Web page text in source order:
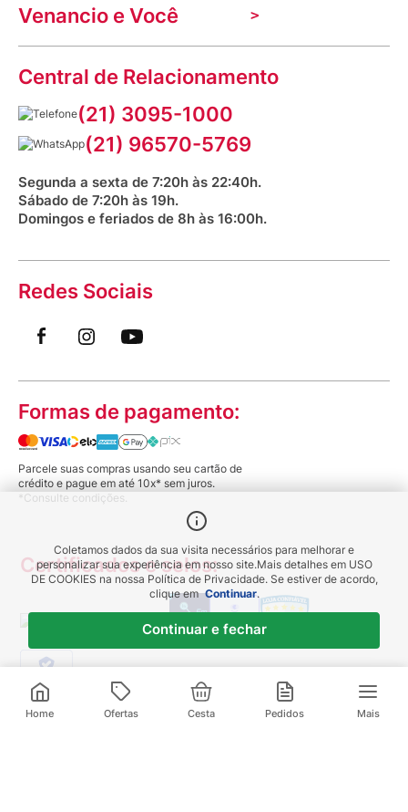
Coletamos dados da sua visita necessários para melhorar e
personalizar sua experiência em nosso site.Mais detalhes em USO
DE COOKIES na nossa Política de Privacidade. Se estiver de acordo,
clique em Continuar.
Continuar e fechar
R$ 162
3x deR$ sem juros
Indique seu imóvel
Aniversário Venancio 2025
Mecânica de promoções
Dúvidas frequentes
Prazos e entregas
Bioimpedância Gratuita
Venancio e Você
VClube - Programa de fidelidade
Fale com o farmacêutico
Fale conosco
Saúde na praça
Central de Relacionamento
(21) 3095-1000
(21) 96570-5769
Segunda a sexta de 7:20h às 22:40h.
Sábado de 7:20h às 19h.
Domingos e feriados de 8h às 16:00h.
Redes Sociais
Formas de pagamento:
Parcele suas compras usando seu cartão de
crédito e pague em até 10x* sem juros.
*Consulte condições.
Certificados e selos:
A Drogaria Venancio segue as determinações da Anvisa. As informações contidas
Home Ofertas Cesta Pedidos Mais